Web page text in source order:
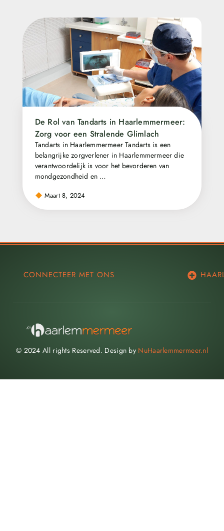
De Rol van Tandarts in Haarlemmermeer:
Zorg voor een Stralende Glimlach
Tandarts in Haarlemmermeer Tandarts is een
belangrijke zorgverlener in Haarlemmermeer die
verantwoordelijk is voor het bevorderen van
mondgezondheid en …
Maart 8, 2024
CONNECTEER MET ONS
© 2024 All rights Reserved. Design by NuHaarlemmermeer.nl